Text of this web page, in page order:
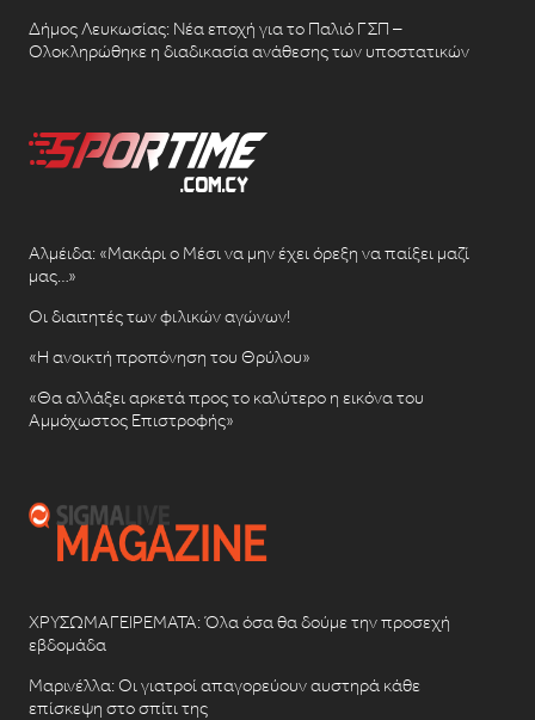
Δήμος Λευκωσίας: Νέα εποχή για το Παλιό ΓΣΠ –
Ολοκληρώθηκε η διαδικασία ανάθεσης των υποστατικών
Αλμέιδα: «Μακάρι ο Μέσι να μην έχει όρεξη να παίξει μαζί
μας…»
Οι διαιτητές των φιλικών αγώνων!
«Η ανοικτή προπόνηση του Θρύλου»
«Θα αλλάξει αρκετά προς το καλύτερο η εικόνα του
Αμμόχωστος Επιστροφής»
ΧΡΥΣΩΜΑΓΕΙΡΕΜΑΤΑ: Όλα όσα θα δούμε την προσεχή
εβδομάδα
Μαρινέλλα: Οι γιατροί απαγορεύουν αυστηρά κάθε
επίσκεψη στο σπίτι της